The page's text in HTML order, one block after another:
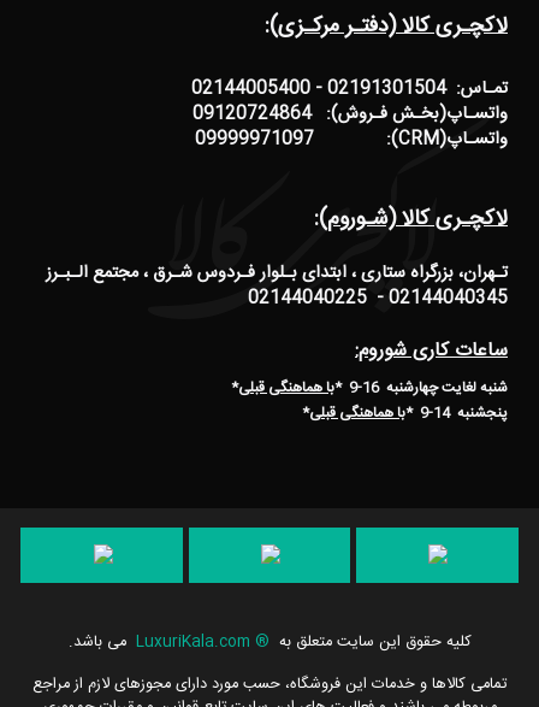
لاکچـری کالا (دفتـر مرکـزی):
تمـاس: 02191301504 - 02144005400
واتسـاپ(بخـش فـروش): 09120724864
واتسـاپ(CRM): 09999971097
لاکچـری کالا (شـوروم):
تـهران، بزرگراه ستاری ، ابتدای بـلوار فـردوس شـرق ، مجتمع الـبـرز
02144040345 - 02144040225
ساعات کاری شوروم:
شنبه لغایت چهارشنبه 16-9 * با هماهنگی قبلی*
پنجشنبه 14-9
*با هماهنگی قبلی*
کلیه حقوق این سایت متعلق به ®
LuxuriKala.com می باشد.
تمامی كالاها و خدمات این فروشگاه، حسب مورد دارای مجوزهای لازم از مراجع